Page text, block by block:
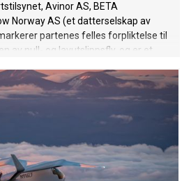
Avinor AS, BETA
Norway AS (et datterselskap av
partenes felles forpliktelse til
av null- og lavutslippsfly, og er et